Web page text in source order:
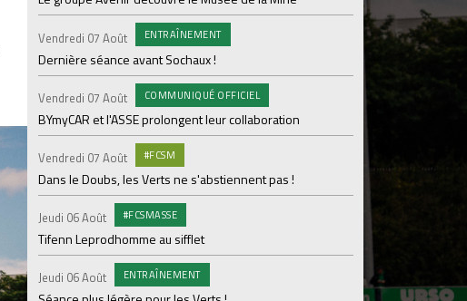
Vendredi 07 Août ENTRAÎNEMENT
Dernière séance avant Sochaux !
Vendredi 07 Août COMMUNIQUÉ OFFICIEL
BYmyCAR et l'ASSE prolongent leur collaboration
Vendredi 07 Août #FCSM
Dans le Doubs, les Verts ne s'abstiennent pas !
Jeudi 06 Août #FCSMASSE
Tifenn Leprodhomme au sifflet
Jeudi 06 Août ENTRAÎNEMENT
Mercredi 05 Août
Nouveau renfort
Mardi 04 Août
Ploufragan